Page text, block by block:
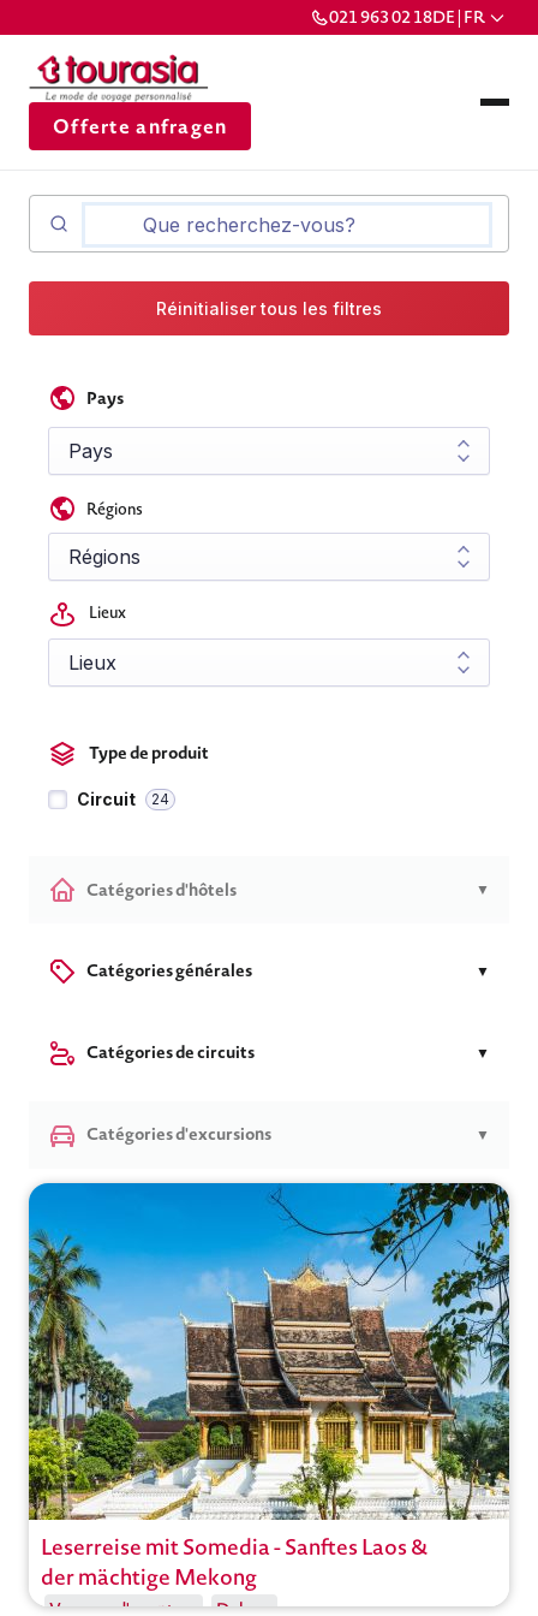
021 963 02 18DE | FR
Offerte anfragen
Réinitialiser tous les filtres
Pays
Régions
Lieux
Type de produit
Circuit 24
Catégories d'hôtels ▼
Catégories générales ▼
Catégories de circuits ▼
Catégories d'excursions ▼
Circuit
Leserreise mit Somedia - Sanftes Laos &
der mächtige Mekong
Voyages d'aventure
Deluxe